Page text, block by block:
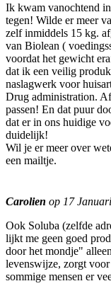
Ik kwam vanochtend
tegen! Wilde er meer
zelf inmiddels 15 kg.
van Biolean (
voordat het gewicht
dat ik een veilig
naslagwerk voor
Drug administration.
passen! En dat puur
dat er in ons huidige
duidelijk!
Wil je er meer over
een mailtje.
Carolien op 17
Ook Soluba (zelfde
lijkt me geen goed
door het mondje"
levenswijze, zorgt
sommige mensen er